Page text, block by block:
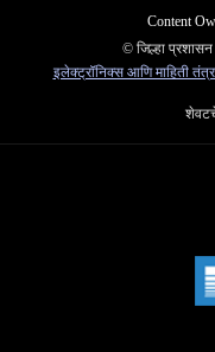
Content
© जिल्हा
इलेक्ट्रॉनिक्स आणि माहिती